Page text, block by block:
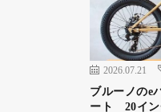
2026.07.21
ブルーノのe
ート 20イン